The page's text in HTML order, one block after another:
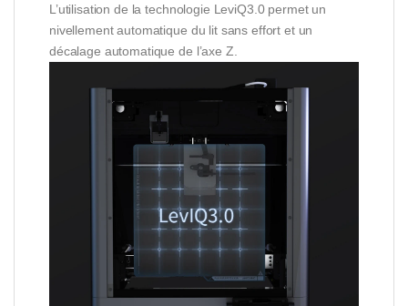
L’utilisation de la technologie LeviQ3.0 permet un
nivellement automatique du lit sans effort et un
décalage automatique de l’axe Z.